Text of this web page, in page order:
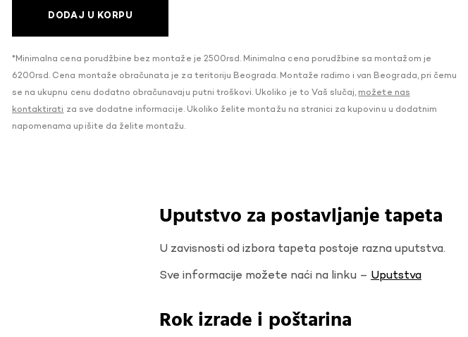
DODAJ U KORPU
*Minimalna cena porudžbine bez montaže je 2500rsd. Minimalna cena porudžbine sa montažom je
6200rsd. Cena montaže obračunata je za teritoriju Beograda. Montaže radimo i van Beograda, pri čemu
se na ukupnu cenu dodatno obračunavaju putni troškovi. Ukoliko je to Vaš slučaj, možete nas
kontaktirati za sve dodatne informacije. Ukoliko želite montažu na stranici za kupovinu u dodatnim
napomenama upišite da želite montažu.
Uputstvo za postavljanje tapeta
U zavisnosti od izbora tapeta postoje razna uputstva.
Sve informacije možete naći na linku – Uputstva
Rok izrade i poštarina